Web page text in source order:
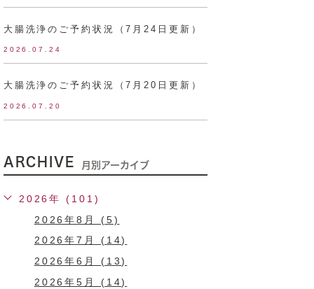
大腸洗浄のご予約状況（7月24日更新）
2026.07.24
大腸洗浄のご予約状況（7月20日更新）
2026.07.20
ARCHIVE 月別アーカイブ
2026年 (101)
2026年8月 (5)
2026年7月 (14)
2026年6月 (13)
2026年5月 (14)